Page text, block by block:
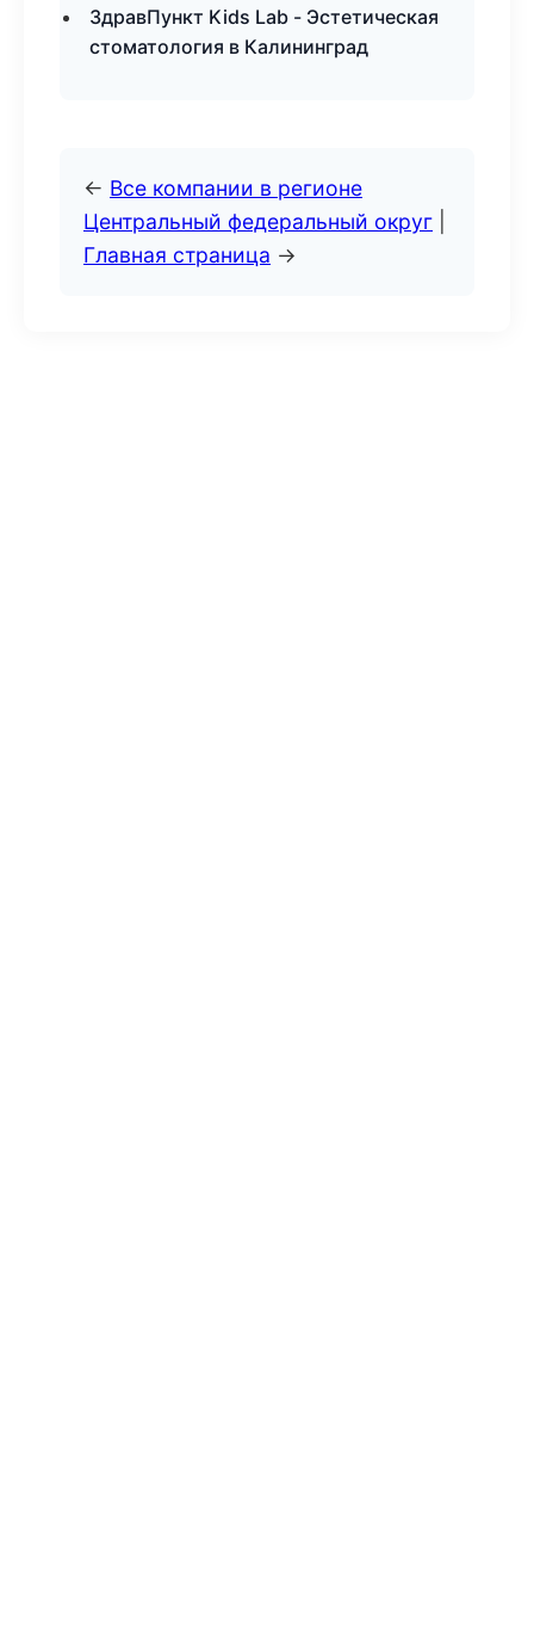
ЗдравПункт Kids Lab - Эстетическая
стоматология в Калининград
← Все компании в регионе
Центральный федеральный округ
Главная страница →